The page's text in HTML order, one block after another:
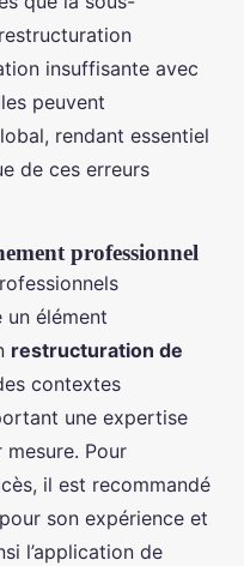
insuffisante avec
peuvent
rendant essentiel
de ces erreurs
professionnel
un élément
restructuration de
contextes
une expertise
Pour
il est recommandé
son expérience et
l’application de